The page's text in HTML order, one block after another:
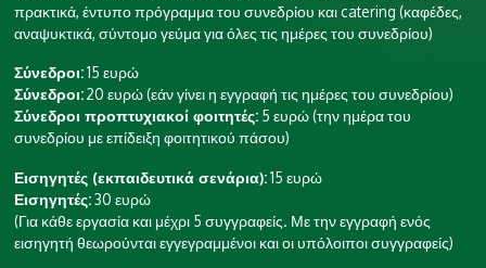
πρακτικά, έντυπο πρόγραμμα του συνεδρίου και catering (καφέδες,
αναψυκτικά, σύντομο γεύμα για όλες τις ημέρες του συνεδρίου)
Σύνεδροι:15 ευρώ
Σύνεδροι:20 ευρώ (εάν γίνει η εγγραφή τις ημέρες του συνεδρίου)
Σύνεδροι προπτυχιακοί φοιτητές: 5 ευρώ (την ημέρα του
συνεδρίου με επίδειξη φοιτητικού πάσου)
Εισηγητές (εκπαιδευτικά σενάρια):15 ευρώ
Εισηγητές:30 ευρώ
(Για κάθε εργασία και μέχρι 5 συγγραφείς. Με την εγγραφή ενός
εισηγητή θεωρούνται εγγεγραμμένοι και οι υπόλοιποι συγγραφείς)